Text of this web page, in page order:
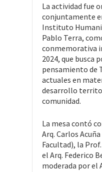
La actividad fue
conjuntamente
Instituto
Pablo Terra,
conmemorativa
2024, que busca
pensamiento de
actuales en
desarrollo
comunidad.
La mesa contó
Arq. Carlos
Facultad), la
el Arq. Federico
moderada por el